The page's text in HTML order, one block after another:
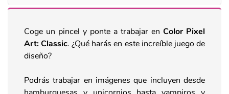
Coge un pincel y ponte a trabajar en Color Pixel
Art: Classic. ¿Qué harás en este increíble juego de
diseño?
Podrás trabajar en imágenes que incluyen desde